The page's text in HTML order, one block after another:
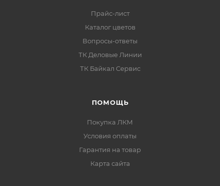
Прайс-лист
Каталог цветов
Вопросы-ответы
ТК Деловые Линии
ТК Байкал Сервис
ПОМОЩЬ
Покупка ЛКМ
Условия оплаты
Гарантия на товар
Карта сайта